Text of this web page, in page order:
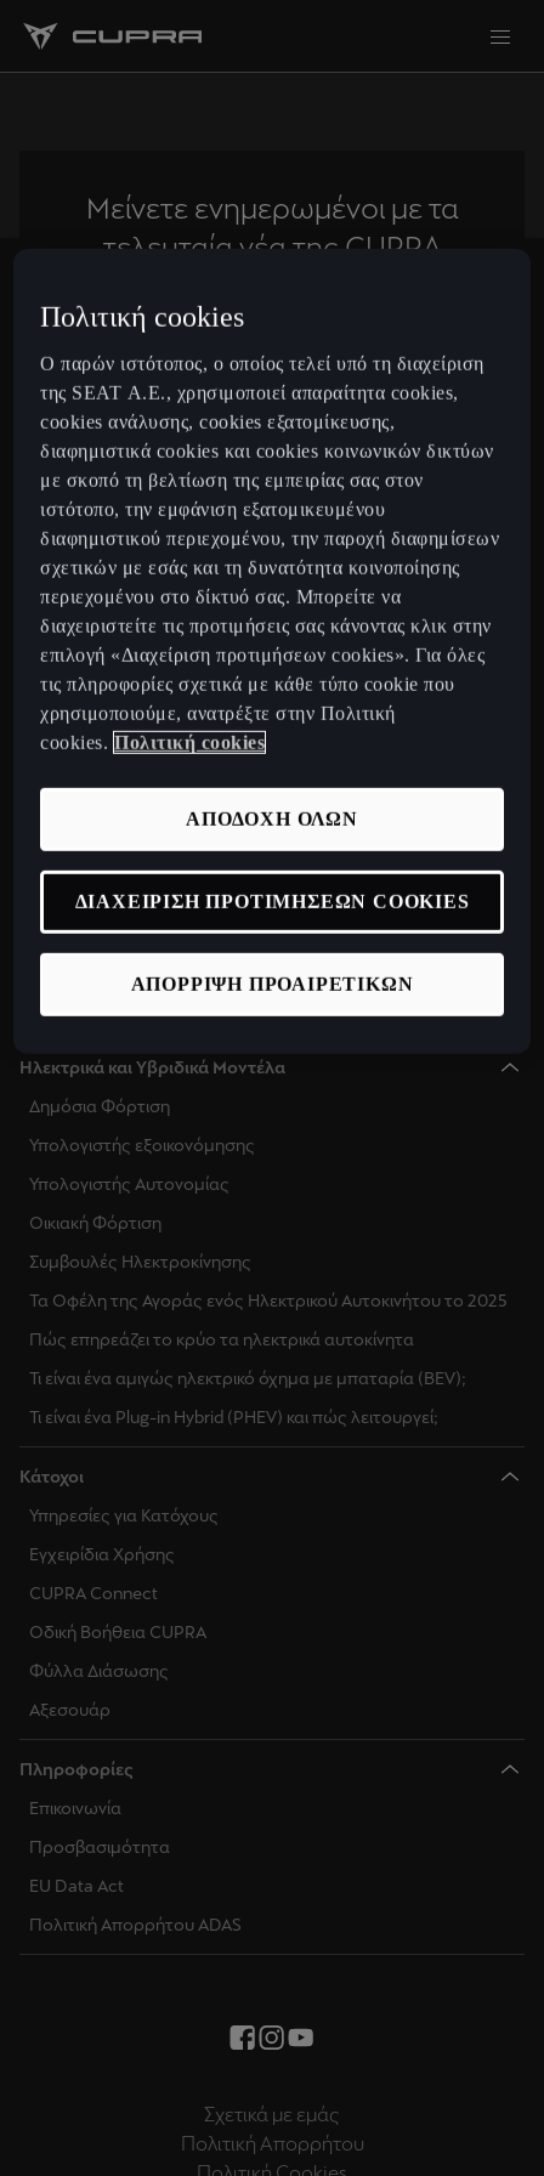
Μείνετε ενημερωμένοι με τα
τελευταία νέα της CUPRA
Subscribe
Ελληνικά
Μοντέλα
CUPRA Tavascan Fully Electric SUV Coupe
CUPRA Terramar 2025 Plug-In Hybrid SUV
CUPRA Formentor 2025 e-Hybrid
CUPRA Leon 2025 e-Hybrid
CUPRA Leon Sportstourer 2025 e-Hybrid
CUPRA Born Fully Electric Car
Νέο CUPRA Raval 2026
Ανακαλύψτε την CUPRA
Configurator
Δίκτυο
CUPRA Collection
Ηλεκτρικά και Υβριδικά Μοντέλα
Δημόσια Φόρτιση
Υπολογιστής εξοικονόμησης
Υπολογιστής Αυτονομίας
Οικιακή Φόρτιση
Συμβουλές Ηλεκτροκίνησης
Τα Οφέλη της Αγοράς ενός Ηλεκτρικού Αυτοκινήτου το 2025
Πώς επηρεάζει το κρύο τα ηλεκτρικά αυτοκίνητα
Τι είναι ένα αμιγώς ηλεκτρικό όχημα με μπαταρία (BEV);
Τι είναι ένα Plug-in Hybrid (PHEV) και πώς λειτουργεί;
Κάτοχοι
Υπηρεσίες για Κατόχους
Εγχειρίδια Χρήσης
CUPRA Connect
Οδική Βοήθεια CUPRA
Φύλλα Διάσωσης
Αξεσουάρ
Πληροφορίες
Επικοινωνία
Προσβασιμότητα
EU Data Act
Πολιτική Απορρήτου ADAS
Σχετικά με εμάς
Πολιτική Απορρήτου
Πολιτική cookies
Ο παρών ιστότοπος, ο οποίος τελεί υπό τη διαχείριση
της SEAT Α.Ε., χρησιμοποιεί απαραίτητα cookies,
cookies ανάλυσης, cookies εξατομίκευσης,
διαφημιστικά cookies και cookies κοινωνικών δικτύων
με σκοπό τη βελτίωση της εμπειρίας σας στον
ιστότοπο, την εμφάνιση εξατομικευμένου
διαφημιστικού περιεχομένου, την παροχή διαφημίσεων
σχετικών με εσάς και τη δυνατότητα κοινοποίησης
περιεχομένου στο δίκτυό σας. Μπορείτε να
διαχειριστείτε τις προτιμήσεις σας κάνοντας κλικ στην
επιλογή «Διαχείριση προτιμήσεων cookies». Για όλες
τις πληροφορίες σχετικά με κάθε τύπο cookie που
χρησιμοποιούμε, ανατρέξτε στην Πολιτική
cookies. Πολιτική cookies
ΑΠΟΡΡΙΨΗ ΠΡΟΑΙΡΕΤΙΚΩΝ
ΑΠΟΔΟΧΗ ΟΛΩΝ
ΔΙΑΧΕΙΡΙΣΗ ΠΡΟΤΙΜΗΣΕΩΝ COOKIES